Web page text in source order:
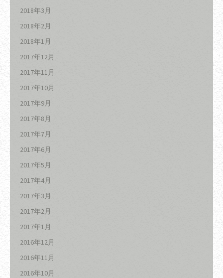
2018年3月
2018年2月
2018年1月
2017年12月
2017年11月
2017年10月
2017年9月
2017年8月
2017年7月
2017年6月
2017年5月
2017年4月
2017年3月
2017年2月
2017年1月
2016年12月
2016年11月
2016年10月